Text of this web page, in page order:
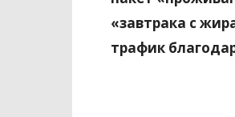
«завтрака с
трафик